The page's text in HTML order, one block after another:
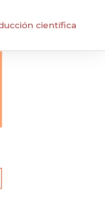
científica